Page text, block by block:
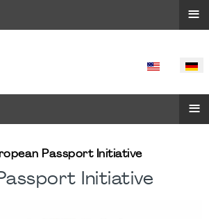
SPRACHE
≡
Passport Initiative
Initiative
≡